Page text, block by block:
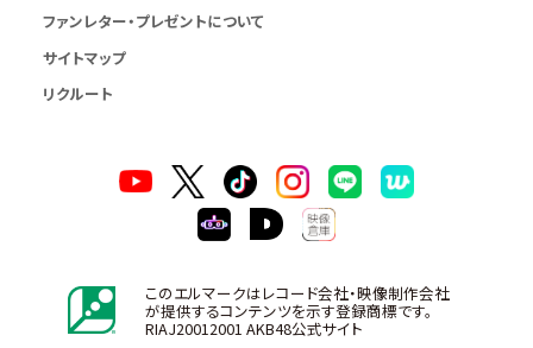
ファンレター・プレゼントについて
サイトマップ
リクルート
このエルマークはレコード会社・映像制作会社
が提供するコンテンツを示す登録商標です。
RIAJ20012001 AKB48公式サイト